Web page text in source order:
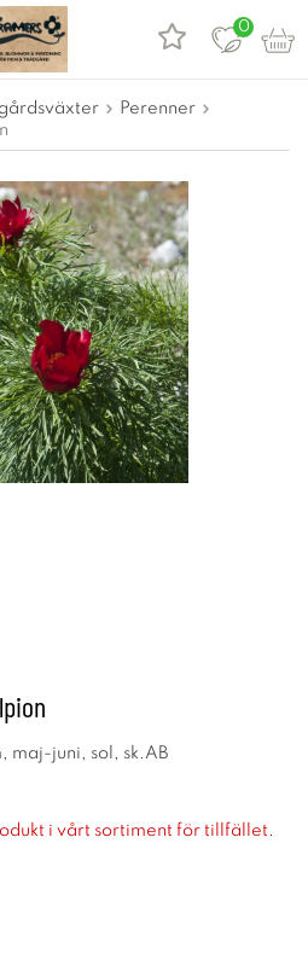
0
Perenner
maj-juni, sol, sk.AB
i vårt sortiment för tillfället.